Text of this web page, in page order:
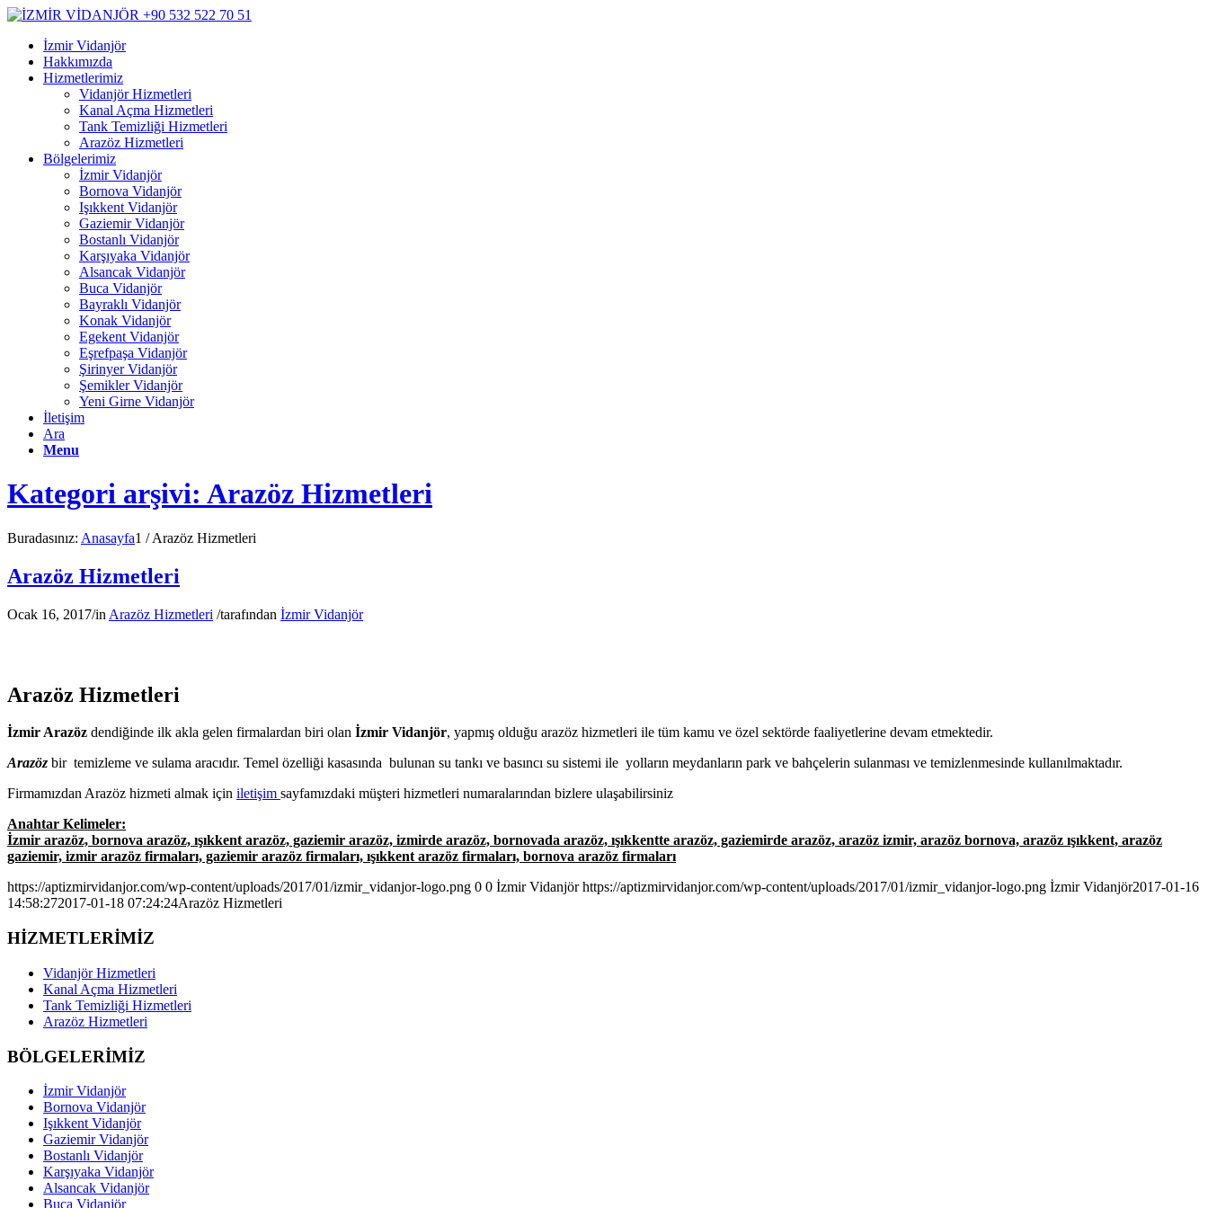
İzmir Vidanjör
Hakkımızda
Hizmetlerimiz
Vidanjör Hizmetleri
Kanal Açma Hizmetleri
Tank Temizliği Hizmetleri
Arazöz Hizmetleri
Bölgelerimiz
İzmir Vidanjör
Bornova Vidanjör
Işıkkent Vidanjör
Gaziemir Vidanjör
Bostanlı Vidanjör
Karşıyaka Vidanjör
Alsancak Vidanjör
Buca Vidanjör
Bayraklı Vidanjör
Konak Vidanjör
Egekent Vidanjör
Eşrefpaşa Vidanjör
Şirinyer Vidanjör
Şemikler Vidanjör
Yeni Girne Vidanjör
İletişim
Ara
Menu
Kategori arşivi: Arazöz Hizmetleri
Buradasınız: Anasayfa1 / Arazöz Hizmetleri
Arazöz Hizmetleri
Ocak 16, 2017/in Arazöz Hizmetleri /tarafından İzmir Vidanjör
Arazöz Hizmetleri
İzmir Arazöz dendiğinde ilk akla gelen firmalardan biri olan İzmir Vidanjör, yapmış olduğu arazöz hizmetleri ile tüm kamu ve özel sektörde faaliyetlerine devam etmektedir.
Arazöz bir temizleme ve sulama aracıdır. Temel özelliği kasasında bulunan su tankı ve basıncı su sistemi ile yolların meydanların park ve bahçelerin sulanması ve temizlenmesinde kullanılmaktadır.
Firmamızdan Arazöz hizmeti almak için iletişim sayfamızdaki müşteri hizmetleri numaralarından bizlere ulaşabilirsiniz
Anahtar Kelimeler:
İzmir arazöz, bornova arazöz, ışıkkent arazöz, gaziemir arazöz, izmirde arazöz, bornovada arazöz, ışıkkentte arazöz, gaziemirde arazöz, arazöz izmir, arazöz bornova, arazöz ışıkkent, arazöz
gaziemir, izmir arazöz firmaları, gaziemir arazöz firmaları, ışıkkent arazöz firmaları, bornova arazöz firmaları
https://aptizmirvidanjor.com/wp-content/uploads/2017/01/izmir_vidanjor-logo.png 0 0 İzmir Vidanjör https://aptizmirvidanjor.com/wp-content/uploads/2017/01/izmir_vidanjor-logo.png İzmir Vidanjör2017-01-16
14:58:272017-01-18 07:24:24Arazöz Hizmetleri
HİZMETLERİMİZ
Vidanjör Hizmetleri
Kanal Açma Hizmetleri
Tank Temizliği Hizmetleri
Arazöz Hizmetleri
BÖLGELERİMİZ
İzmir Vidanjör
Bornova Vidanjör
Işıkkent Vidanjör
Gaziemir Vidanjör
Bostanlı Vidanjör
Karşıyaka Vidanjör
Alsancak Vidanjör
Buca Vidanjör